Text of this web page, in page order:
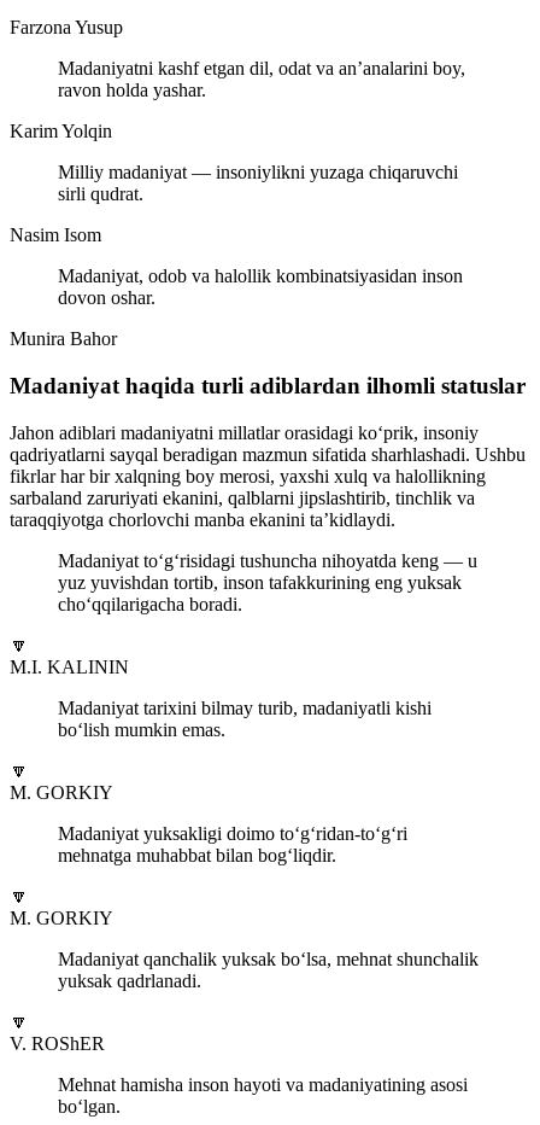
Farzona Yusup
Madaniyatni kashf etgan dil, odat va an’analarini boy,
ravon holda yashar.
Karim Yolqin
Milliy madaniyat — insoniylikni yuzaga chiqaruvchi
sirli qudrat.
Nasim Isom
Madaniyat, odob va halollik kombinatsiyasidan inson
dovon oshar.
Munira Bahor
Madaniyat haqida turli adiblardan ilhomli statuslar
Jahon adiblari madaniyatni millatlar orasidagi ko‘prik, insoniy
qadriyatlarni sayqal beradigan mazmun sifatida sharhlashadi. Ushbu
fikrlar har bir xalqning boy merosi, yaxshi xulq va halollikning
sarbaland zaruriyati ekanini, qalblarni jipslashtirib, tinchlik va
taraqqiyotga chorlovchi manba ekanini ta’kidlaydi.
Madaniyat to‘g‘risidagi tushuncha nihoyatda keng — u
yuz yuvishdan tortib, inson tafakkurining eng yuksak
cho‘qqilarigacha boradi.
🔽
M.I. KALININ
Madaniyat tarixini bilmay turib, madaniyatli kishi
bo‘lish mumkin emas.
🔽
M. GORKIY
Madaniyat yuksakligi doimo to‘g‘ridan-to‘g‘ri
mehnatga muhabbat bilan bog‘liqdir.
🔽
M. GORKIY
Madaniyat qanchalik yuksak bo‘lsa, mehnat shunchalik
yuksak qadrlanadi.
🔽
V. ROShER
Mehnat hamisha inson hayoti va madaniyatining asosi
bo‘lgan.